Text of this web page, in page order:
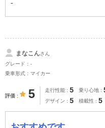
-
まなこんさん
グレード：-
乗車形式：マイカー
評価 5 走行性能 5 乗り心地
デザイン 5 積載性 5